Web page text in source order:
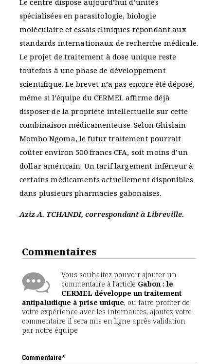
Le centre dispose aujourd’hui d’unités
spécialisées en parasitologie, biologie
moléculaire et essais cliniques répondant aux
standards internationaux de recherche médicale.
Le projet de traitement à dose unique reste
toutefois à une phase de développement
scientifique. Le brevet n’a pas encore été déposé,
même si l’équipe du CERMEL affirme déjà
disposer de la propriété intellectuelle sur cette
combinaison médicamenteuse. Selon Ghislain
Mombo Ngoma, le futur traitement pourrait
coûter environ 500 francs CFA, soit moins d’un
dollar américain. Un tarif largement inférieur à
certains médicaments actuellement disponibles
dans plusieurs pharmacies gabonaises.
Aziz A. TCHANDI, correspondant à Libreville.
Commentaires
Vous souhaitez pouvoir ajouter un
commentaire à l'article Gabon : le
CERMEL développe un traitement
antipaludique à prise unique, ou faire profiter de
votre expérience avec les internautes, ajoutez votre
commentaire il sera mis en ligne après validation
par notre équipe
Commentaire*